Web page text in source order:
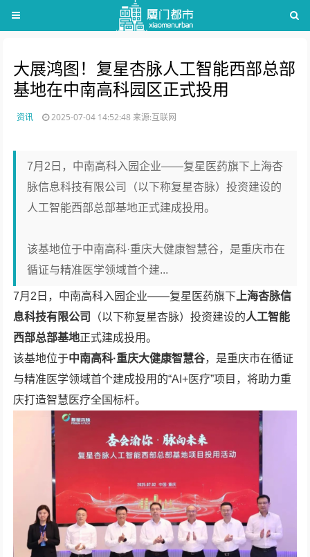
大展鸿图！复星杏脉人工智能西部总部
基地在中南高科园区正式投用
资讯 2025-07-04 14:52:48来源:互联网
7月2日，中南高科入园企业——复星医药旗下上海杏
脉信息科技有限公司（以下称复星杏脉）投资建设的
人工智能西部总部基地正式建成投用。
该基地位于中南高科·重庆大健康智慧谷，是重庆市在
循证与精准医学领域首个建...
7月2日，中南高科入园企业——复星医药旗下 上海杏脉信
息科技有限公司
（以下称复星杏脉）投资建设的人工智能
西部总部基地正式建成投用。
该基地位于中南高科·重庆大健康智慧谷，是重庆市在循证
与精准医学领域首个建成投用的“AI+医疗”项目，将助力重
庆打造智慧医疗全国标杆。